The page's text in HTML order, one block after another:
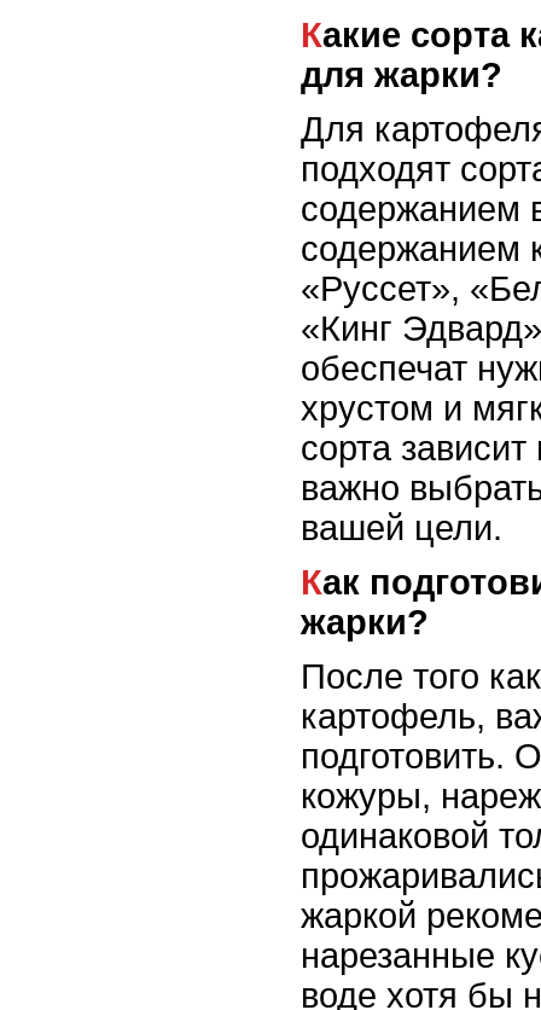
Какие сорта картофеля лучше
для жарки?
Для
подходят
содержанием
содержанием
«Руссет»,
«Кинг
обеспечат
хрустом и
сорта
важно
вашей цели.
Как подготовить картофель для
жарки?
После того
картофель,
подготовить.
кожуры,
одинаковой
жаркой
нарезанные
воде хотя бы